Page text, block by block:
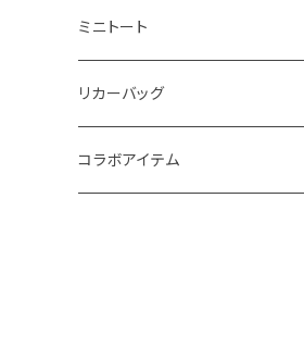
ミニトート
リカーバッグ
コラボアイテム